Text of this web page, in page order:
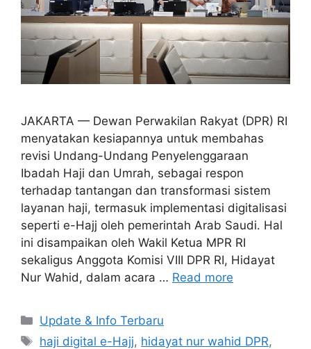
JAKARTA — Dewan Perwakilan Rakyat (DPR) RI
menyatakan kesiapannya untuk membahas
revisi Undang-Undang Penyelenggaraan
Ibadah Haji dan Umrah, sebagai respon
terhadap tantangan dan transformasi sistem
layanan haji, termasuk implementasi digitalisasi
seperti e-Hajj oleh pemerintah Arab Saudi. Hal
ini disampaikan oleh Wakil Ketua MPR RI
sekaligus Anggota Komisi VIII DPR RI, Hidayat
Nur Wahid, dalam acara … Read more
Categories
Update & Info Terbaru
Tags
haji digital e-Hajj, hidayat nur wahid DPR,